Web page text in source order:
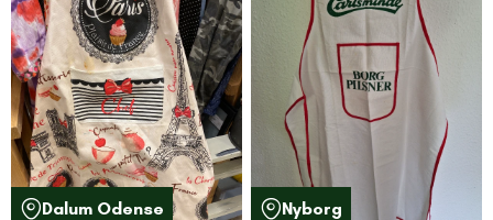
Dalum Odense
Nyborg